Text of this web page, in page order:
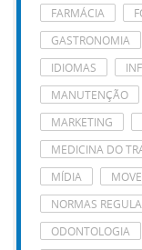
FARMÁCIA
GASTRONOMIA
IDIOMAS
MANUTENÇÃO
MARKETING
MEDICINA DO
MÍDIA
NORMAS
ODONTOLOGIA